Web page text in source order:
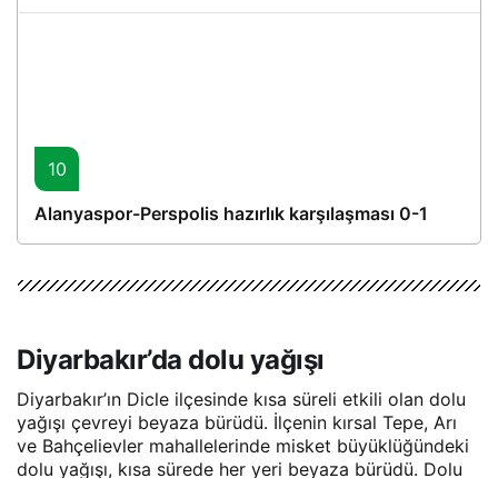
10
Alanyaspor-Perspolis hazırlık karşılaşması 0-1
Diyarbakır’da dolu yağışı
Diyarbakır’ın Dicle ilçesinde kısa süreli etkili olan dolu
yağışı çevreyi beyaza bürüdü. İlçenin kırsal Tepe, Arı
ve Bahçelievler mahallelerinde misket büyüklüğündeki
dolu yağışı, kısa sürede her yeri beyaza bürüdü. Dolu